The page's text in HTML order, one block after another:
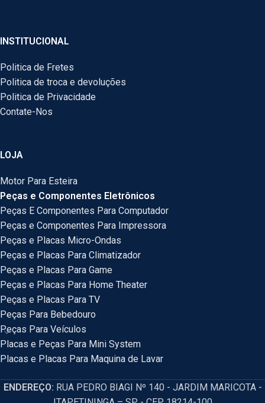
INSTITUCIONAL
Politica de Fretes
Politica de troca e devoluções
Politica de Privacidade
Contate-Nos
LOJA
Motor Para Esteira
Peças e Componentes Eletrônicos
Peças E Componentes Para Computador
Peças e Componentes Para Impressora
Peças e Placas Micro-Ondas
Peças e Placas Para Climatizador
Peças e Placas Para Game
Peças e Placas Para Home Theater
Peças e Placas Para TV
Peças Para Bebedouro
Peças Para Veículos
Placas e Peças Para Mini System
Placas e Placas Para Maquina de Lavar
ENDEREÇO: RUA PEDRO BIAGI Nº 140 - JARDIM MARICOTA -